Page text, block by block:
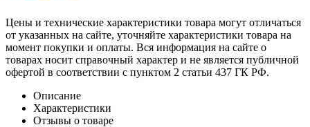
Цены и технические характеристики товара могут отличаться
от указанных на сайте, уточняйте характеристики товара на
момент покупки и оплаты. Вся информация на сайте о
товарах носит справочный характер и не является публичной
офертой в соответствии с пунктом 2 статьи 437 ГК РФ.
Описание
Характеристики
Отзывы о товаре